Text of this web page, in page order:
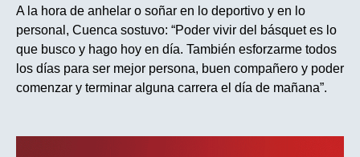
A la hora de anhelar o soñar en lo deportivo y en lo
personal, Cuenca sostuvo: “Poder vivir del básquet es lo
que busco y hago hoy en día. También esforzarme todos
los días para ser mejor persona, buen compañero y poder
comenzar y terminar alguna carrera el día de mañana”.